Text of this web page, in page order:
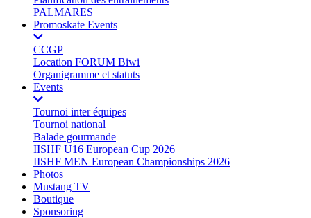
PALMARES
Promoskate Events
CCGP
Location FORUM Biwi
Organigramme et statuts
Events
Tournoi inter équipes
Tournoi national
Balade gourmande
IISHF U16 European Cup 2026
IISHF MEN European Championships 2026
Photos
Mustang TV
Boutique
Sponsoring